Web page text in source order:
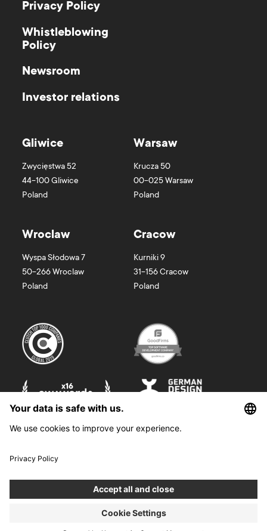
Privacy Policy
Whistleblowing
Policy
Newsroom
Investor relations
Gliwice
Zwycięstwa 52
44-100Gliwice
Poland
Warsaw
Krucza 50
00-025Warsaw
Poland
Wroclaw
Wyspa Słodowa 7
50-266Wroclaw
Poland
Cracow
Kurniki 9
31-156Cracow
Poland
Boldare S.A. z siedzibą w Gliwicach, przy ul. Zwycięstwa 52, zarejestrowana
Rejestru Sądowego pod nr KRS 0000914518, NIP 6312698829, REGON
38958555. Wysokość kapitału zakładowego i wpłaconego 100 000,00 zł.